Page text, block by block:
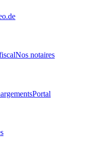
Nos notaires
Portal